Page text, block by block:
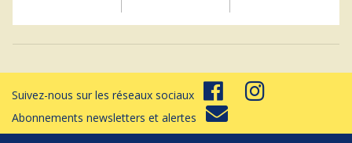
Suivez-nous sur les réseaux sociaux
Abonnements newsletters et alertes